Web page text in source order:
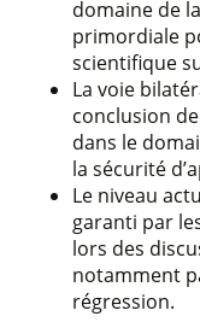
domaine de
primordiale
scientifique
La voie
conclusion
dans le
la sécurité
Le niveau
garanti par
lors des
notamment
régression.